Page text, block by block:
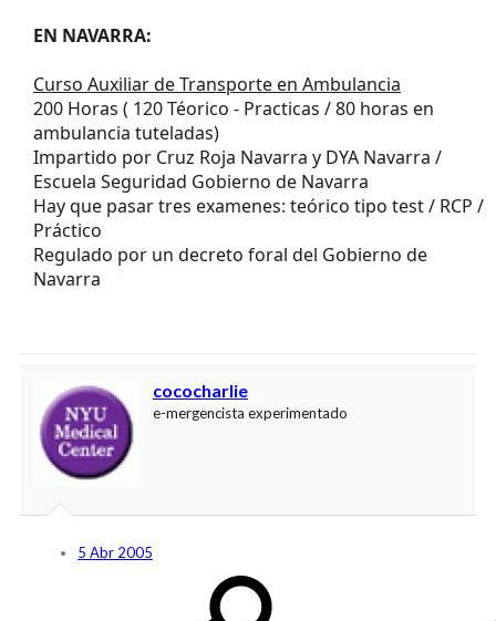
EN NAVARRA:
Curso Auxiliar de Transporte en Ambulancia
200 Horas ( 120 Téorico - Practicas / 80 horas en
ambulancia tuteladas)
Impartido por Cruz Roja Navarra y DYA Navarra /
Escuela Seguridad Gobierno de Navarra
Hay que pasar tres examenes: teórico tipo test / RCP /
Práctico
Regulado por un decreto foral del Gobierno de
Navarra
cococharlie
e-mergencista experimentado
5 Abr 2005